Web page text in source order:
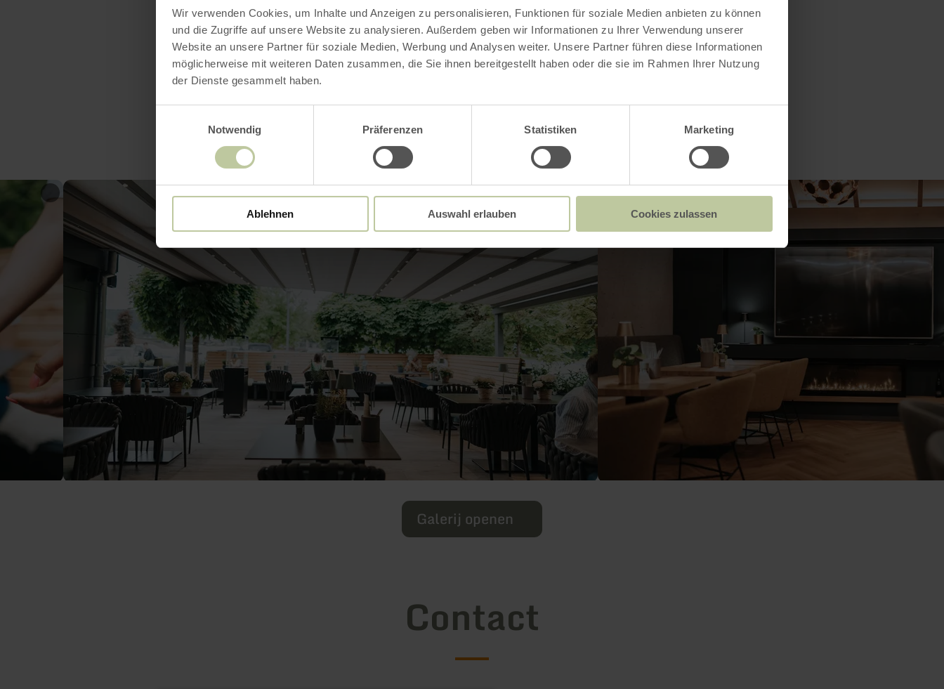
Wir verwenden Cookies, um Inhalte und Anzeigen zu personalisieren, Funktionen für soziale Medien anbieten zu können
und die Zugriffe auf unsere Website zu analysieren. Außerdem geben wir Informationen zu Ihrer Verwendung unserer
Website an unsere Partner für soziale Medien, Werbung und Analysen weiter. Unsere Partner führen diese Informationen
möglicherweise mit weiteren Daten zusammen, die Sie ihnen bereitgestellt haben oder die sie im Rahmen Ihrer Nutzung
der Dienste gesammelt haben.
Notwendig
Präferenzen Statistiken Marketing
Ablehnen Auswahl erlauben Cookies zulassen
Impressies
Galerij openen
Contact